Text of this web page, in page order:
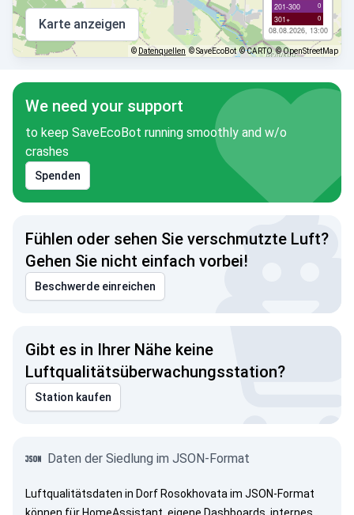
201-300 0
301+ 0
08.08.2026, 13:00
Karte anzeigen
© Datenquellen © SaveEcoBot © CARTO © OpenStreetMap
We need your support
to keep SaveEcoBot running smoothly and w/o
crashes
Spenden
Fühlen oder sehen Sie verschmutzte Luft?
Gehen Sie nicht einfach vorbei!
Beschwerde einreichen
Gibt es in Ihrer Nähe keine
Luftqualitätsüberwachungsstation?
Station kaufen
Daten der Siedlung im JSON-Format
Luftqualitätsdaten in Dorf Rosokhovata im JSON-Format